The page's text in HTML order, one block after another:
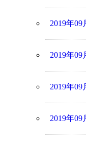
2019年09
2019年09
2019年09
2019年09